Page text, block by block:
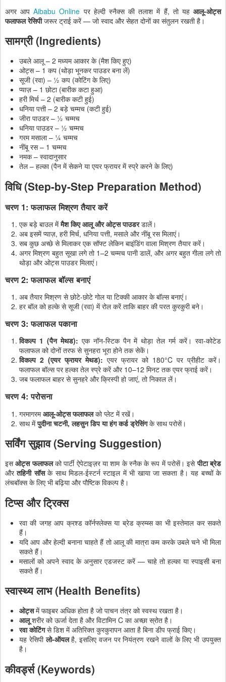
अगर आपAibabu Online पर हेल्दी स्नैक्स की तलाश में हैं, तो यहआलू-ओट्स
फलाफल रेसिपीजरूर ट्राई करें — जो स्वाद और सेहत दोनों का संतुलन रखती है।
सामग्री (Ingredients)
उबले आलू – 2 मध्यम आकार के (मैश किए हुए)
ओट्स – 1 कप (थोड़ा भूनकर पाउडर बना लें)
सूजी (रवा) – ½ कप (कोटिंग के लिए)
प्याज़ – 1 छोटा (बारीक कटा हुआ)
हरी मिर्च – 2 (बारीक कटी हुई)
धनिया पत्ती – 2 बड़े चम्मच (कटी हुई)
जीरा पाउडर – ½ चम्मच
धनिया पाउडर – ½ चम्मच
गरम मसाला – ¼ चम्मच
नींबू रस – 1 चम्मच
नमक – स्वादानुसार
तेल – हल्का (पैन में सेकने या एयर फ्रायर में स्प्रे करने के लिए)
विधि (Step-by-Step Preparation Method)
चरण 1: फलाफल मिश्रण तैयार करें
एक बड़े बाउल मेंमैश किए आलू और ओट्स पाउडरडालें।
अब इसमें प्याज़, हरी मिर्च, धनिया पत्ती, मसाले और नींबू रस मिलाएं।
सब कुछ अच्छे से मिलाकर एक सॉफ्ट लेकिन बाइंडिंग वाला मिश्रण तैयार करें।
अगर मिश्रण बहुत सूखा लगे तो 1–2 चम्मच पानी डालें, और अगर बहुत गीला लगे तो
थोड़ा और ओट्स पाउडर मिलाएं।
चरण 2: फलाफल बॉल्स बनाएं
अब तैयार मिश्रण से छोटे-छोटे गोल या टिक्की आकार के बॉल्स बनाएं।
हर बॉल को हल्के से सूजी (रवा) में रोल करें ताकि बाहर की परत कुरकुरी बने।
चरण 3: फलाफल पकाना
विकल्प 1 (पैन मेथड): एक नॉन-स्टिक पैन में थोड़ा तेल गर्म करें। रवा-कोटेड
फलाफल को दोनों तरफ से सुनहरा भूरा होने तक सेकें।
विकल्प 2 (एयर फ्रायर मेथड): एयर फ्रायर को 180°C पर प्रीहीट करें।
फलाफल बॉल्स पर हल्का तेल स्प्रे करें और 10–12 मिनट तक एयर फ्राई करें।
जब फलाफल बाहर से सुनहरे और क्रिस्पी हो जाएं, तो निकाल लें।
चरण 4: परोसना
गरमागरमआलू-ओट्स फलाफलको प्लेट में रखें।
साथ मेंपुदीना चटनी, लहसुन डिप या हंग कर्ड ड्रेसिंगके साथ परोसें।
सर्विंग सुझाव (Serving Suggestion)
इसओट्स फलाफलको पार्टी ऐपेटाइज़र या शाम के स्नैक के रूप में परोसें। इसेपीटा ब्रेड
औरतहिनी सॉसके साथ मिडल-ईस्टर्न स्टाइल में भी खाया जा सकता है। यह बच्चों के
लंचबॉक्स के लिए भी बढ़िया और पौष्टिक विकल्प है।
टिप्स और ट्रिक्स
रवा की जगह आप क्रश्ड कॉर्नफ्लेक्स या ब्रेड क्रम्ब्स का भी इस्तेमाल कर सकते
हैं।
यदि आप और हेल्दी बनाना चाहते हैं तो आलू की मात्रा कम करके उबले चने भी मिला
सकते हैं।
मसालों को अपने स्वाद के अनुसार एडजस्ट करें — चाहे तो हल्का या स्पाइसी बना
सकते हैं।
स्वास्थ्य लाभ (Health Benefits)
ओट्समें फाइबर अधिक होता है जो पाचन तंत्र को स्वस्थ रखता है।
आलूशरीर को ऊर्जा देता है और विटामिन C का अच्छा स्रोत है।
रवा कोटिंगसे डिश में अतिरिक्त कुरकुरापन आता है बिना डीप फ्राई किए।
यह रेसिपीलो-ऑयलहै, इसलिए वजन पर नियंत्रण रखने वालों के लिए भी उपयुक्त
है।
कीवर्ड्स (Keywords)